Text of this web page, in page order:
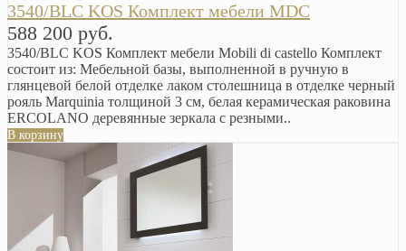
3540/BLC KOS Комплект мебели MDC
588 200 руб.
3540/BLC KOS Комплект мебели Mobili di castello Комплект
состоит из: Мебельной базы, выполненной в ручную в
глянцевой белой отделке лаком столешница в отделке черный
рояль Marquinia толщиной 3 см, белая керамическая раковина
ERCOLANO деревянные зеркала с резными..
В корзину